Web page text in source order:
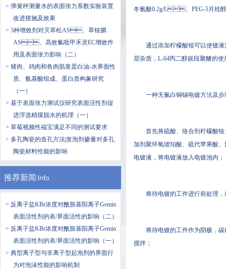
> 弹簧秤测量水的表面张力系数实验装置
改进措施及效果
> 3种增效剂对灭草松AS、草铵膦
AS、高效氟吡甲禾灵EC增效作
用及表面张力影响（二）
> 猪肉、鸡肉和鱼肉肌浆蛋白油-水界面性
质、氨基酸组成、蛋白质构象研究
（一）
> 基于表面张力测试仪研究表面活性剂促
进浮选精煤脱水的机理（一）
> 草莓视频性福宝满足不同的测试要求
> 多孔陶瓷的造孔方法|发泡剂掺量对多孔
陶瓷材料性能的影响
推荐新闻 Info
> 反离子盐KBr浓度对酰胺基阳离子Gemini
表面活性剂的表/界面活性的影响（二）
> 反离子盐KBr浓度对酰胺基阳离子Gemini
表面活性剂的表/界面活性的影响（一）
> 典型离子型与非离子型起泡剂的界面行
为对泡沫性能的影响机制
冬氨酸0.2g/L、PEG-5月桂
通过添加柠檬酸铵可以使镀液澄
层杂质，L-64丙二醇嵌段聚醚的使
一种无氰白铜锡电镀方法及步骤
首先将硫酸、络合剂柠檬酸铵
加剂聚环氧琥珀酸、硫代苹果酸
电镀液，将电镀液放入电镀池内；
将待电镀的工件进行前处理
将待电镀的工件作为阴极，
搅拌；